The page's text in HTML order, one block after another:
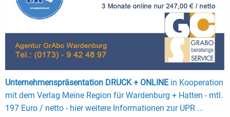
Unternehmenspräsentation DRUCK + ONLINEin Kooperation
mit dem Verlag Meine Region für Wardenburg + Hatten - mtl.
197 Euro / netto - hier weitere Informationen zur UPR ...